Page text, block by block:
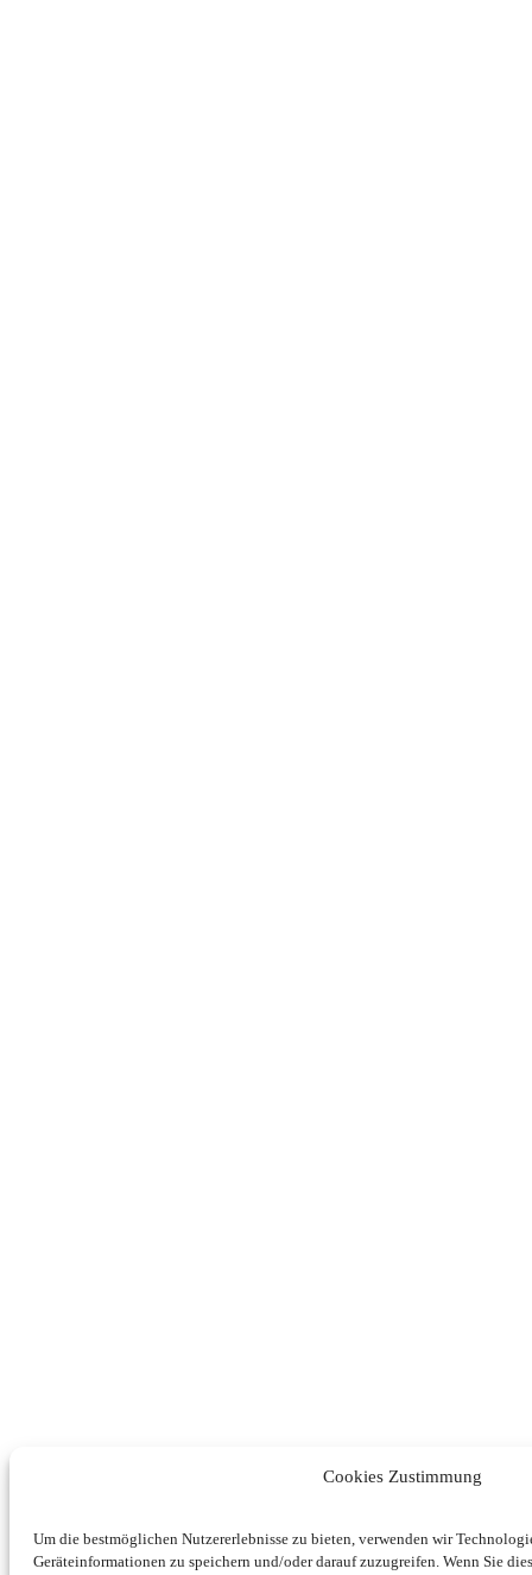
Cookies Zustimmung
Um die bestmöglichen Nutzererlebnisse zu bieten, verwenden wir
Geräteinformationen zu speichern und/oder darauf zuzugreifen. Wenn Sie